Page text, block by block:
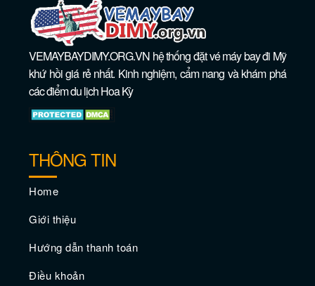
Chương trình hay nhất để xem ở Las
Vegas
VEMAYBAYDIMY.ORG.VN hệ thống đặt vé máy bay đi Mỹ
khứ hồi giá rẻ nhất. Kinh nghiệm, cẩm nang và khám phá
các điểm du lịch Hoa Kỳ
THÔNG TIN
Home
Giới thiệu
Hướng dẫn thanh toán
Điều khoản